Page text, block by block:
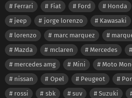
Ferrari
Fiat Ford Honda
jeep
jorge lorenzo Kawasaki
lorenzo
marc marquez
Mazda
mclaren Mercedes
mercedes amg
Mini Moto
nissan
Opel Peugeot
rossi
sbk suv Suzuki